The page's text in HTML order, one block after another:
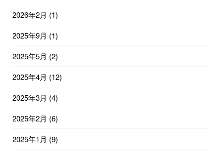
2026年2月 (1)
2025年9月 (1)
2025年5月 (2)
2025年4月 (12)
2025年3月 (4)
2025年2月 (6)
2025年1月 (9)